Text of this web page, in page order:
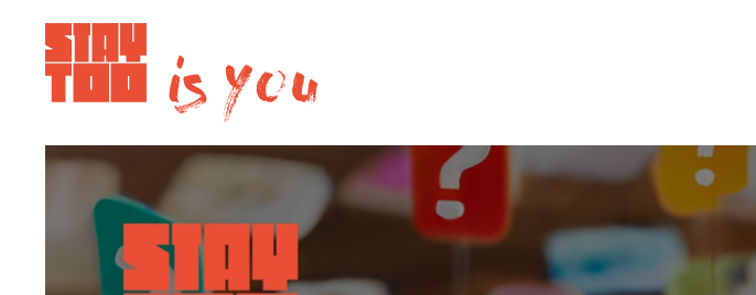
Apartments
Community